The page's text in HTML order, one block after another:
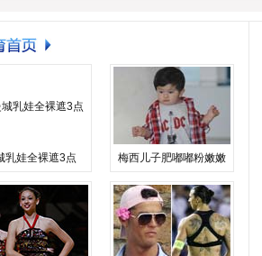
乳娃全裸遮3点 梅西儿子肥嘟嘟粉嫩嫩